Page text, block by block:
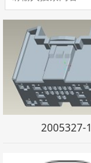
2005327-1